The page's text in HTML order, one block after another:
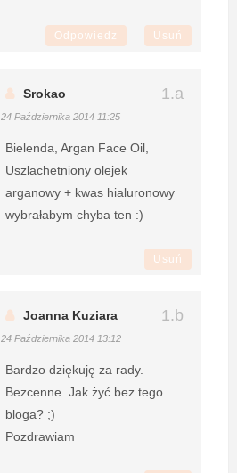
Odpowiedz Usuń
Srokao
24 Października 2014 11:25
Bielenda, Argan Face Oil,
Uszlachetniony olejek
arganowy + kwas hialuronowy
wybrałabym chyba ten :)
Usuń
Joanna Kuziara
24 Października 2014 13:12
Bardzo dziękuję za rady.
Bezcenne. Jak żyć bez tego
bloga? ;)
Pozdrawiam